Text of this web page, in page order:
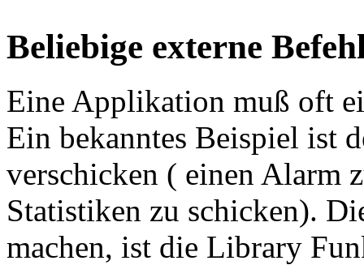
Beliebige externe
Eine Applikation muß oft
Ein bekanntes Beispiel ist
verschicken ( einen Alarm
Statistiken zu schicken).
machen, ist die Library